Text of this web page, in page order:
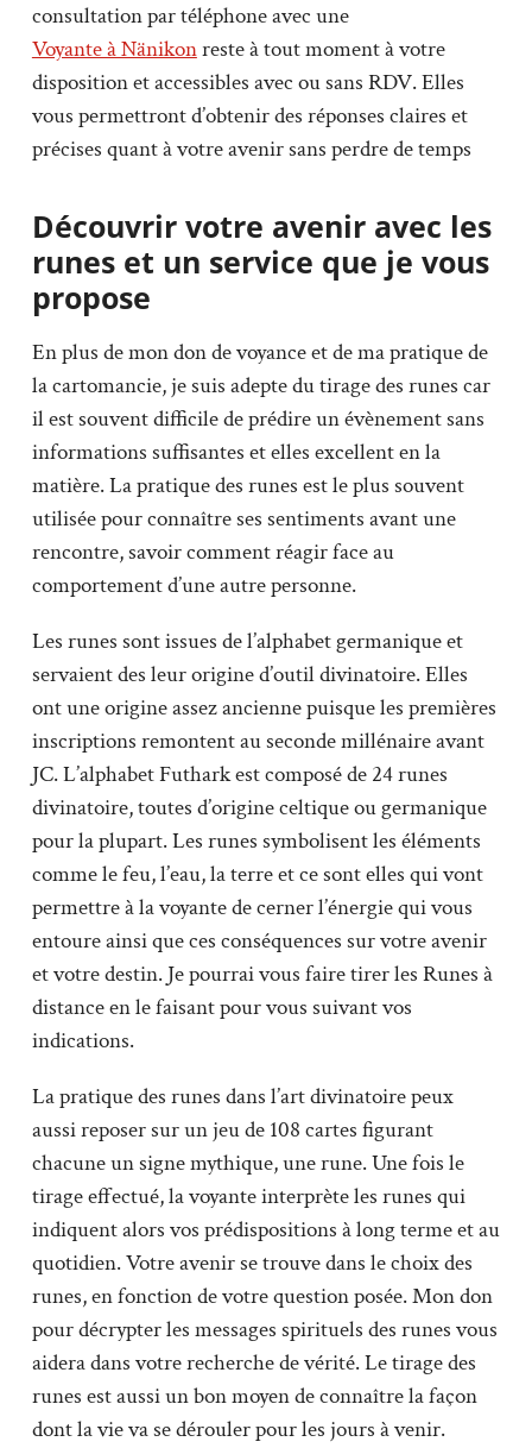
consultation par téléphone avec une
Voyante à Nänikonreste à tout moment à votre
disposition et accessibles avec ou sans RDV. Elles
vous permettront d’obtenir des réponses claires et
précises quant à votre avenir sans perdre de temps
Découvrir votre avenir avec les
runes et un service que je vous
propose
En plus de mon don de voyance et de ma pratique de
la cartomancie, je suis adepte du tirage des runes car
il est souvent difficile de prédire un évènement sans
informations suffisantes et elles excellent en la
matière. La pratique des runes est le plus souvent
utilisée pour connaître ses sentiments avant une
rencontre, savoir comment réagir face au
comportement d’une autre personne.
Les runes sont issues de l’alphabet germanique et
servaient des leur origine d’outil divinatoire. Elles
ont une origine assez ancienne puisque les premières
inscriptions remontent au seconde millénaire avant
JC. L’alphabet Futhark est composé de 24 runes
divinatoire, toutes d’origine celtique ou germanique
pour la plupart. Les runes symbolisent les éléments
comme le feu, l’eau, la terre et ce sont elles qui vont
permettre à la voyante de cerner l’énergie qui vous
entoure ainsi que ces conséquences sur votre avenir
et votre destin. Je pourrai vous faire tirer les Runes à
distance en le faisant pour vous suivant vos
indications.
La pratique des runes dans l’art divinatoire peux
aussi reposer sur un jeu de 108 cartes figurant
chacune un signe mythique, une rune. Une fois le
tirage effectué, la voyante interprète les runes qui
indiquent alors vos prédispositions à long terme et au
quotidien. Votre avenir se trouve dans le choix des
runes, en fonction de votre question posée. Mon don
pour décrypter les messages spirituels des runes vous
aidera dans votre recherche de vérité. Le tirage des
runes est aussi un bon moyen de connaître la façon
dont la vie va se dérouler pour les jours à venir.